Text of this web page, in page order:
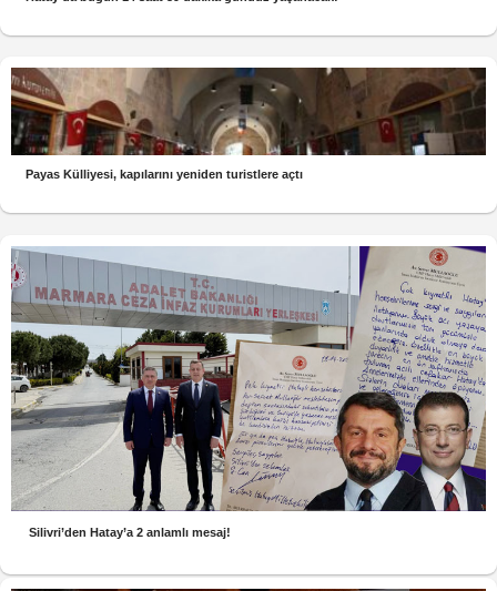
Payas Külliyesi, kapılarını yeniden turistlere açtı
Silivri’den Hatay’a 2 anlamlı mesaj!